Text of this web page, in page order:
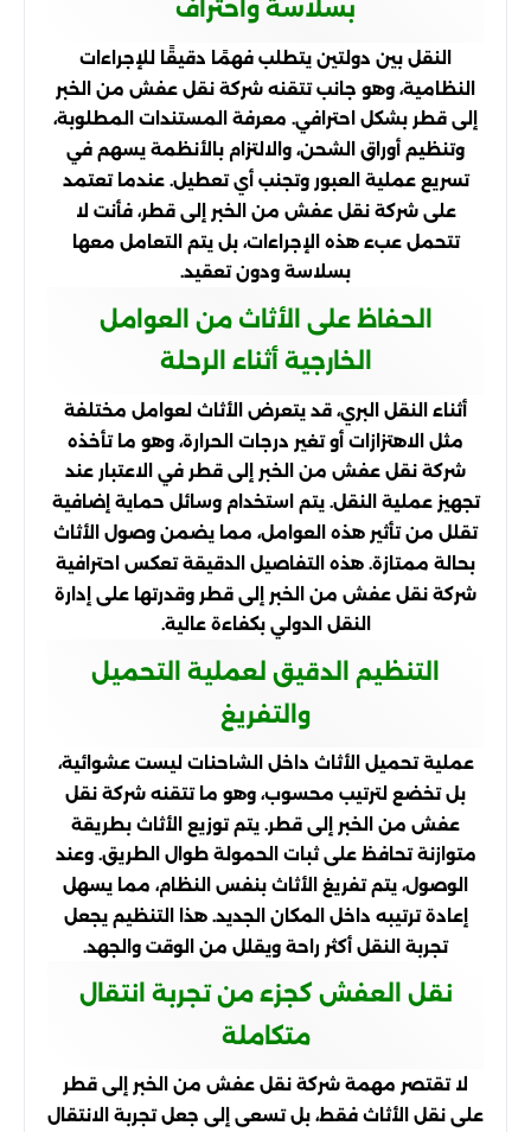
بسلاسة واحتراف
النقل بين دولتين يتطلب فهمًا دقيقًا للإجراءات
النظامية، وهو جانب تتقنه شركة نقل عفش من الخبر
إلى قطر بشكل احترافي. معرفة المستندات المطلوبة،
وتنظيم أوراق الشحن، والالتزام بالأنظمة يسهم في
تسريع عملية العبور وتجنب أي تعطيل. عندما تعتمد
على شركة نقل عفش من الخبر إلى قطر، فأنت لا
تتحمل عبء هذه الإجراءات، بل يتم التعامل معها
بسلاسة ودون تعقيد.
الحفاظ على الأثاث من العوامل
الخارجية أثناء الرحلة
أثناء النقل البري، قد يتعرض الأثاث لعوامل مختلفة
مثل الاهتزازات أو تغير درجات الحرارة، وهو ما تأخذه
شركة نقل عفش من الخبر إلى قطر في الاعتبار عند
تجهيز عملية النقل. يتم استخدام وسائل حماية إضافية
تقلل من تأثير هذه العوامل، مما يضمن وصول الأثاث
بحالة ممتازة. هذه التفاصيل الدقيقة تعكس احترافية
شركة نقل عفش من الخبر إلى قطر وقدرتها على إدارة
النقل الدولي بكفاءة عالية.
التنظيم الدقيق لعملية التحميل
والتفريغ
عملية تحميل الأثاث داخل الشاحنات ليست عشوائية،
بل تخضع لترتيب محسوب، وهو ما تتقنه شركة نقل
عفش من الخبر إلى قطر. يتم توزيع الأثاث بطريقة
متوازنة تحافظ على ثبات الحمولة طوال الطريق. وعند
الوصول، يتم تفريغ الأثاث بنفس النظام، مما يسهل
إعادة ترتيبه داخل المكان الجديد. هذا التنظيم يجعل
تجربة النقل أكثر راحة ويقلل من الوقت والجهد.
نقل العفش كجزء من تجربة انتقال
متكاملة
لا تقتصر مهمة شركة نقل عفش من الخبر إلى قطر
على نقل الأثاث فقط، بل تسعى إلى جعل تجربة الانتقال